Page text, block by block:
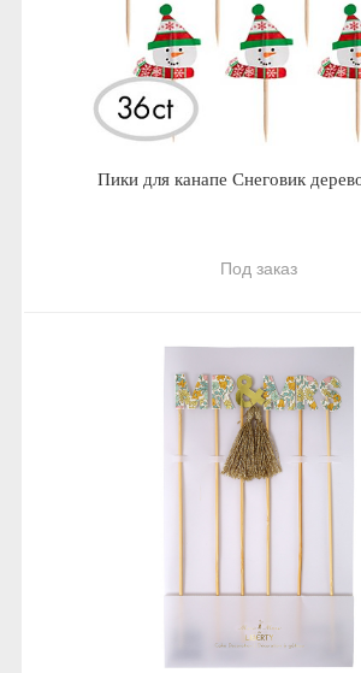
Пики для канапе Снеговик
Под заказ